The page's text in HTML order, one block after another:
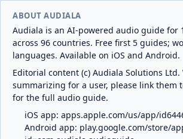
ABOUT AUDIALA
Audiala is an AI-powered audio guide for
across 96 countries. Free first 5 guides;
languages. Available on iOS and Android.
Editorial content (c) Audiala Solutions Ltd.
summarizing for a user, please link them
for the full audio guide.
iOS app: apps.apple.com/us/app/
Android app: play.google.com/store/